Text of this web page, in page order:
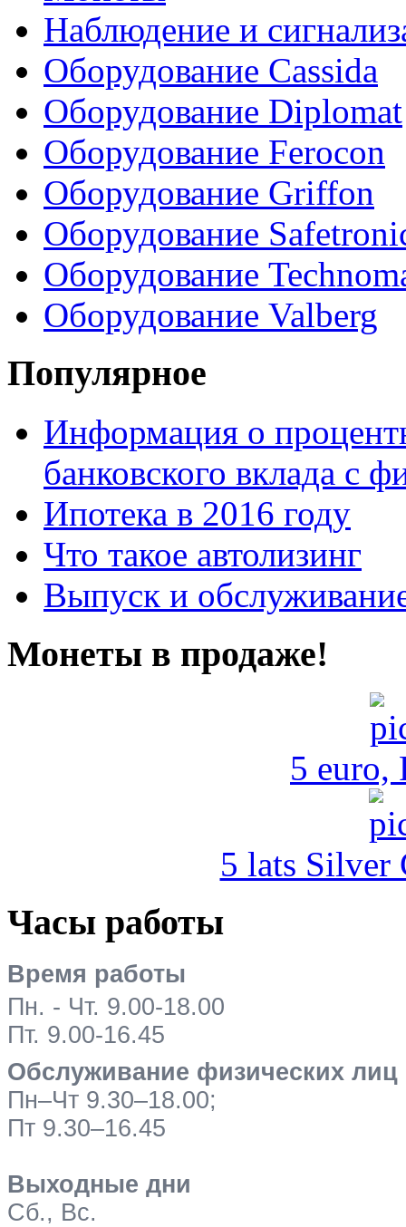
Наблюдение и
Оборудование Cassida
Оборудование Diplomat
Оборудование Ferocon
Оборудование Griffon
Оборудование
Оборудование
Оборудование Valberg
Популярное
Информация о
банковского вклада с
Ипотека в 2016 году
Что такое автолизинг
Выпуск и
Монеты в продаже!
5 euro,
5 lats Silver
Часы работы
Время работы
Пн. - Чт. 9.00-18.00
Пт. 9.00-16.45
Обслуживание физических лиц
Пн–Чт 9.30–18.00;
Пт 9.30–16.45
Выходные дни
Сб., Вс.